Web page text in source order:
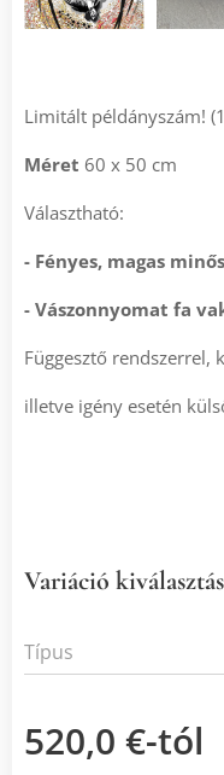
Limitált példányszám!
Méret 60 x 50 cm
Választható:
- Fényes, magas
- Vászonnyomat fa
Függesztő rendszerrel,
illetve igény esetén
Variáció
Típus
520,0 €-tól